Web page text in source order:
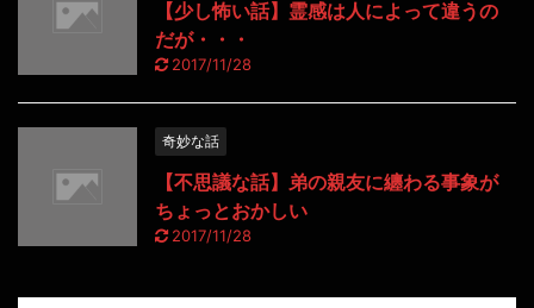
【少し怖い話】霊感は人によって違うの
だが・・・
2017/11/28
奇妙な話
【不思議な話】弟の親友に纏わる事象が
ちょっとおかしい
2017/11/28